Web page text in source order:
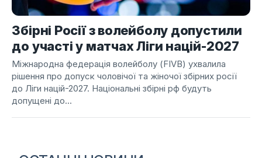
Збірні Росії з волейболу допустили
до участі у матчах Ліги націй-2027
Міжнародна федерація волейболу (FIVB) ухвалила
рішення про допуск чоловічої та жіночої збірних росії
до Ліги націй-2027. Національні збірні рф будуть
допущені до...